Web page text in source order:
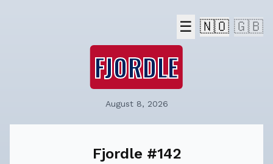
☰ 🇳🇴 🇬🇧
FJORDLE
August 8, 2026
Fjordle #142